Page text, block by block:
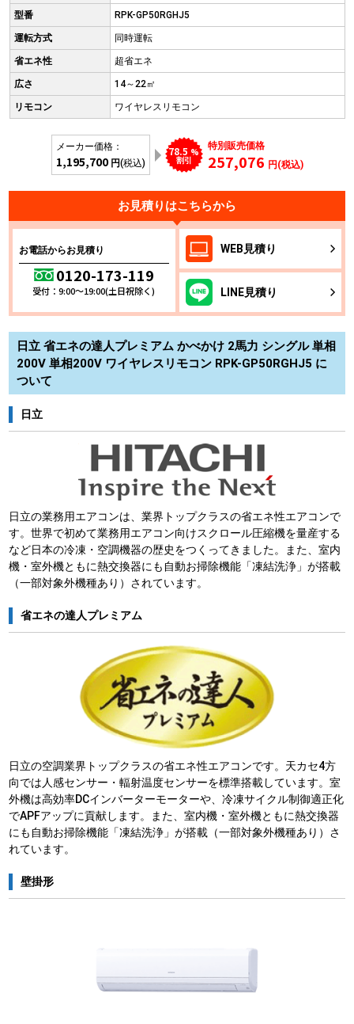
型番 RPK-GP50RGHJ5
運転方式 同時運転
省エネ性 超省エネ
広さ 14～22㎡
リモコン ワイヤレスリモコン
メーカー価格：
1,195,700 円(税込)
78.5 %
割引
特別販売価格
257,076 円(税込)
お見積りはこちらから
お電話からお見積り
0120-173-119
受付：9:00～19:00(土日祝除く)
WEB 見積り
LINE見積り
日立 省エネの達人プレミアム かべかけ 2馬力 シングル 単相
200V 単相200V ワイヤレスリモコン RPK-GP50RGHJ5 に
ついて
日立
日立の業務用エアコンは、業界トップクラスの省エネ性エアコンで
す。世界で初めて業務用エアコン向けスクロール圧縮機を量産する
など日本の冷凍・空調機器の歴史をつくってきました。また、室内
機・室外機ともに熱交換器にも自動お掃除機能「凍結洗浄」が搭載
（一部対象外機種あり）されています。
省エネの達人プレミアム
日立の空調業界トップクラスの省エネ性エアコンです。天カセ4方
向では人感センサー・輻射温度センサーを標準搭載しています。室
外機は高効率DCインバーターモーターや、冷凍サイクル制御適正化
でAPFアップに貢献します。また、室内機・室外機ともに熱交換器
にも自動お掃除機能「凍結洗浄」が搭載（一部対象外機種あり）さ
れています。
壁掛形